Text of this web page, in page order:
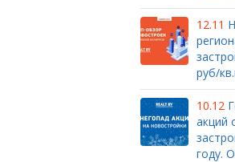
12.11
руб/
10.12
акций
году.